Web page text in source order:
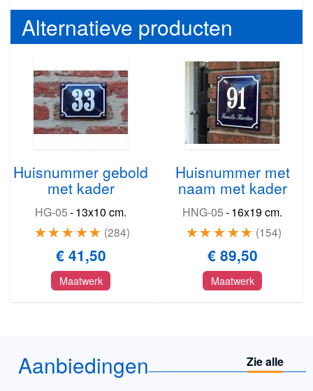
Alternatieve producten
Huisnummer gebold
met kader
HG-05-13x10 cm.
284
€ 41,50
Maatwerk
Huisnummer met
naam met kader
HNG-05-16x19 cm.
154
€ 89,50
Maatwerk
Aanbiedingen Zie alle